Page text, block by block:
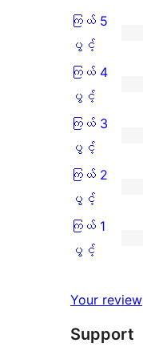
ကြယ်
5
ပွင့်
အဆင့်
သုံးသပ်
ကြယ် 5
ပွင့်
ကြယ်
4
ပွင့်
အဆင့်
သုံးသပ်
ကြယ် 4
ပွင့်
ကြယ်
3
ပွင့်
အဆင့်
သုံးသပ်
ကြယ် 3
ပွင့်
ကြယ်
2
ပွင့်
သုံးသပ်
0
ကြယ် 2
ပွင့်
ကြယ်
ပွင့်
သုံးသပ်
ကြယ် 1
ပွင့်
Your review
Support